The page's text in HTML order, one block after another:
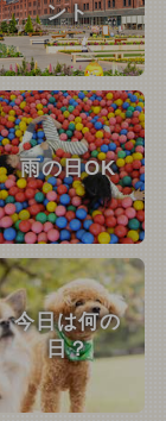
ント
雨の日OK
今日は何の
日？